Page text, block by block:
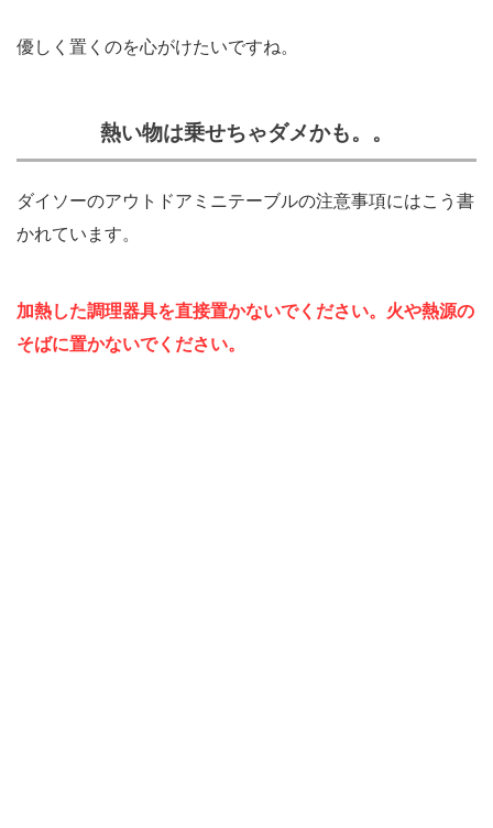
優しく置くのを心がけたいですね。
熱い物は乗せちゃダメかも。。
ダイソーのアウトドアミニテーブルの注意事項にはこう書
かれています。
加熱した調理器具を直接置かないでください。火や熱源の
そばに置かないでください。